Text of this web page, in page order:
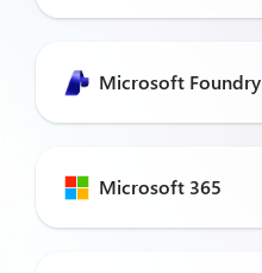
Microsoft Foundry
Microsoft 365